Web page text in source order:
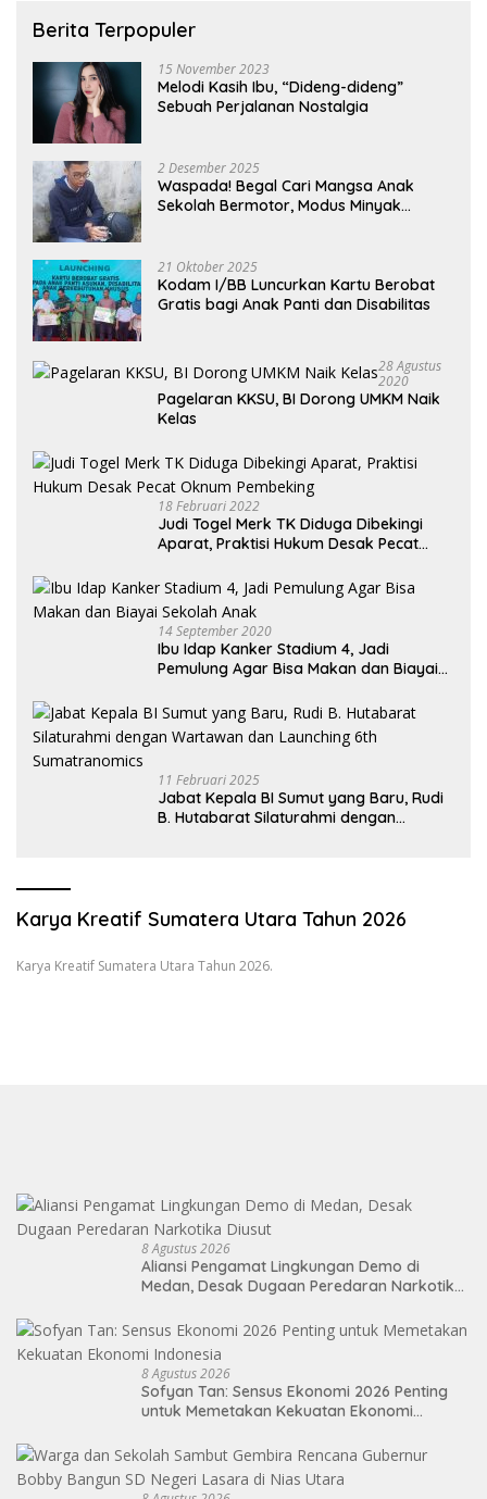
Berita Terpopuler
15 November 2023
Melodi Kasih Ibu, “Dideng-dideng”
Sebuah Perjalanan Nostalgia
2 Desember 2025
Waspada! Begal Cari Mangsa Anak
Sekolah Bermotor, Modus Minyak
21 Oktober 2025
Kodam I/BB Luncurkan Kartu Berobat
Gratis bagi Anak Panti dan Disabilitas
28 Agustus
2020
Pagelaran KKSU, BI Dorong UMKM Naik
Kelas
18 Februari 2022
Judi Togel Merk TK Diduga Dibekingi
Aparat, Praktisi Hukum Desak Pecat
14 September 2020
Ibu Idap Kanker Stadium 4, Jadi
Pemulung Agar Bisa Makan dan Biayai
11 Februari 2025
Jabat Kepala BI Sumut yang Baru, Rudi
B. Hutabarat Silaturahmi dengan
Karya Kreatif Sumatera Utara Tahun 2026
Karya Kreatif Sumatera Utara Tahun 2026.
8 Agustus 2026
Aliansi Pengamat Lingkungan Demo di
Medan, Desak Dugaan Peredaran Narkotika
8 Agustus 2026
Sofyan Tan: Sensus Ekonomi 2026 Penting
untuk Memetakan Kekuatan Ekonomi